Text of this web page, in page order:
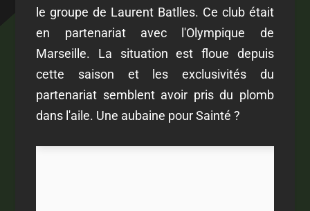
le groupe de Laurent Batlles. Ce club était
en partenariat avec l'Olympique de
Marseille. La situation est floue depuis
cette saison et les exclusivités du
partenariat semblent avoir pris du plomb
dans l'aile. Une aubaine pour Sainté ?